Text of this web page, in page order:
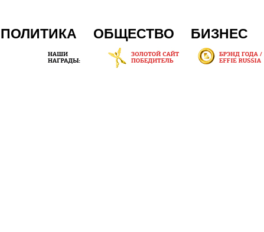
ПОЛИТИКА ОБЩЕСТВО БИЗНЕС